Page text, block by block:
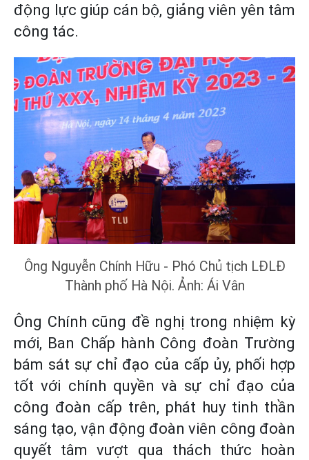
động lực giúp cán bộ, giảng viên yên tâm
công tác.
Ông Nguyễn Chính Hữu - Phó Chủ tịch LĐLĐ
Thành phố Hà Nội. Ảnh: Ái Vân
Ông Chính cũng đề nghị trong nhiệm kỳ
mới, Ban Chấp hành Công đoàn Trường
bám sát sự chỉ đạo của cấp ủy, phối hợp
tốt với chính quyền và sự chỉ đạo của
công đoàn cấp trên, phát huy tinh thần
sáng tạo, vận động đoàn viên công đoàn
quyết tâm vượt qua thách thức hoàn